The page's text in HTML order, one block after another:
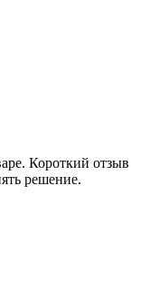
Короткий отзыв
решение.